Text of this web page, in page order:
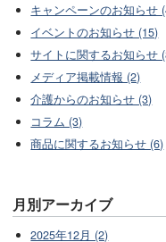
キャンペーンのお知らせ
イベントのお知らせ (15)
サイトに関するお知らせ
メディア掲載情報 (2)
介護からのお知らせ (3)
コラム (3)
商品に関するお知らせ (6)
月別アーカイブ
2025年12月 (2)